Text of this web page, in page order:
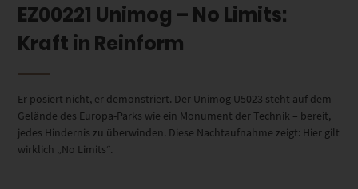
EZ00221 Unimog – No Limits:
Kraft in Reinform
Er posiert nicht, er demonstriert. Der Unimog U5023 steht auf dem
Gelände des Europa-Parks wie ein Monument der Technik – bereit,
jedes Hindernis zu überwinden. Diese Nachtaufnahme zeigt: Hier gilt
wirklich „No Limits“.